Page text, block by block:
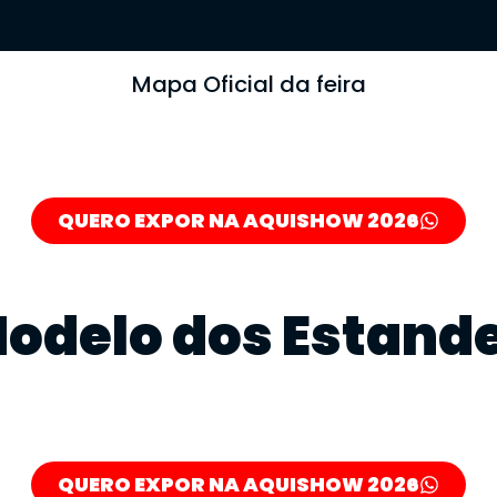
Mapa Oficial da feira
QUERO EXPOR NA AQUISHOW 2026
dos
QUERO EXPOR NA AQUISHOW 2026